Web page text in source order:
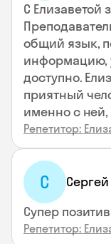
С Елизаветой
общий язык,
информацию,
доступно.
приятный
именно с
Репетитор:
С Сергей
Супер
Репетитор: